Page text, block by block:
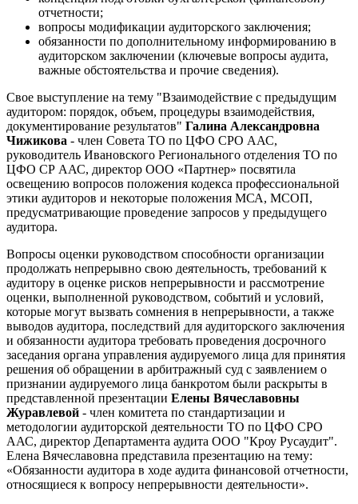
отчетности;
вопросы модификации аудиторского заключения;
обязанности по дополнительному информированию в
аудиторском заключении (ключевые вопросы аудита,
важные обстоятельства и прочие сведения).
Свое выступление на тему "Взаимодействие с предыдущим
аудитором: порядок, объем, процедуры взаимодействия,
документирование результатов" Галина Александровна
Чижикова - член Совета ТО по ЦФО СРО ААС,
руководитель Ивановского Регионального отделения ТО по
ЦФО СР ААС, директор ООО «Партнер» посвятила
освещению вопросов положения кодекса профессиональной
этики аудиторов и некоторые положения МСА, МСОП,
предусматривающие проведение запросов у предыдущего
аудитора.
Вопросы оценки руководством способности организации
продолжать непрерывно свою деятельность, требований к
аудитору в оценке рисков непрерывности и рассмотрение
оценки, выполненной руководством, событий и условий,
которые могут вызвать сомнения в непрерывности, а также
выводов аудитора, последствий для аудиторского заключения
и обязанности аудитора требовать проведения досрочного
заседания органа управления аудируемого лица для принятия
решения об обращении в арбитражный суд с заявлением о
признании аудируемого лица банкротом были раскрыты в
представленной презентации Елены Вячеславовны
Журавлевой - член комитета по стандартизации и
методологии аудиторской деятельности ТО по ЦФО СРО
ААС, директор Департамента аудита ООО "Кроу Русаудит".
Елена Вячеславовна представила презентацию на тему:
«Обязанности аудитора в ходе аудита финансовой отчетности,
относящиеся к вопросу непрерывности деятельности».